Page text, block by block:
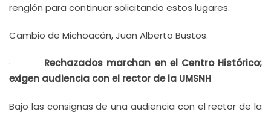
renglón para continuar solicitando estos lugares.
Cambio de Michoacán, Juan Alberto Bustos.
· Rechazados marchan en el Centro Histórico;
exigen audiencia con el rector de la UMSNH
Bajo las consignas de una audiencia con el rector de la